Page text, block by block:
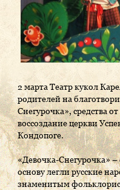
2 марта Театр кукол
родителей на
Снегурочка», средства
воссоздание церкви
Кондопоге.
«Девочка-Снегурочка» –
основу легли русские
знаменитым